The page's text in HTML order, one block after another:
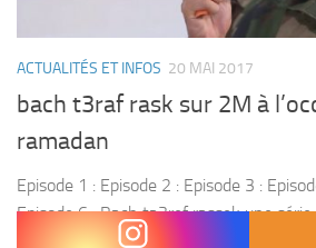
ACTUALITÉS ET INFOS 20 MAI 2017
bach t3raf rask sur 2M à
ramadan
Episode 1 : Episode 2 : Episode 3 :
Episode 6 : Bach ta3ref rassek une
l’occasion de ramadan 2017 , sur 2M...